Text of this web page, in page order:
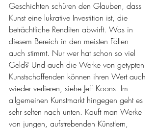
Geschichten schüren den Glauben, dass
Kunst eine lukrative Investition ist, die
beträchtliche Renditen abwirft. Was in
diesem Bereich in den meisten Fällen
auch stimmt. Nur wer hat schon so viel
Geld? Und auch die Werke von getypten
Kunstschaffenden können ihren Wert auch
wieder verlieren, siehe Jeff Koons. Im
allgemeinen Kunstmarkt hingegen geht es
sehr selten nach unten. Kauft man Werke
von jungen, aufstrebenden Künstlern,